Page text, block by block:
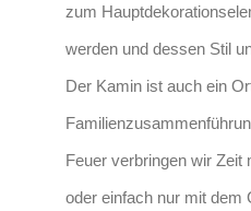
zum
werden und dessen Stil
Der Kamin ist auch ein
Feuer verbringen wir Zeit
oder einfach nur mit dem